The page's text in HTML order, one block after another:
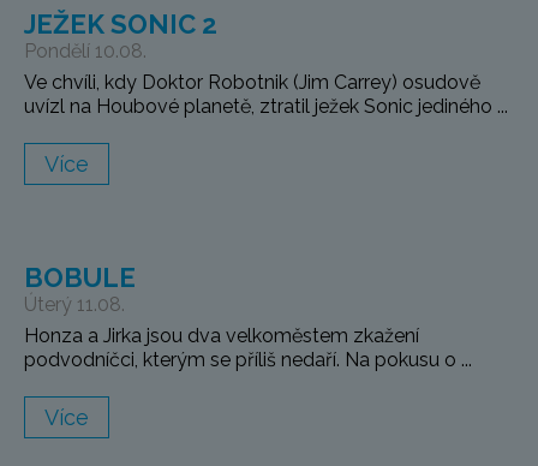
JEŽEK SONIC 2
Pondělí 10.08.
Ve chvíli, kdy Doktor Robotnik (Jim Carrey) osudově
uvízl na Houbové planetě, ztratil ježek Sonic jediného ...
Více
BOBULE
Úterý 11.08.
Honza a Jirka jsou dva velkoměstem zkažení
podvodníčci, kterým se příliš nedaří. Na pokusu o ...
Více